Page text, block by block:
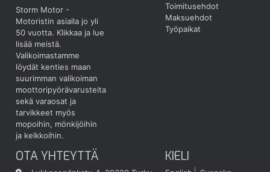
Storm Motor -
Motoristin asialla jo yli
50 vuotta. Klikkaa ja lue
lisää meistä.
Valikoimastamme
löydät kenties maan
suurimman valikoiman
moottoripyörävarusteita
sekä varaosat ja
tarvikkeet myös
mopoihin, mönkijöihin
ja kelkkoihin.
Toimitusehdot
Maksuehdot
Työpaikat
OTA YHTEYTTÄ KIELI